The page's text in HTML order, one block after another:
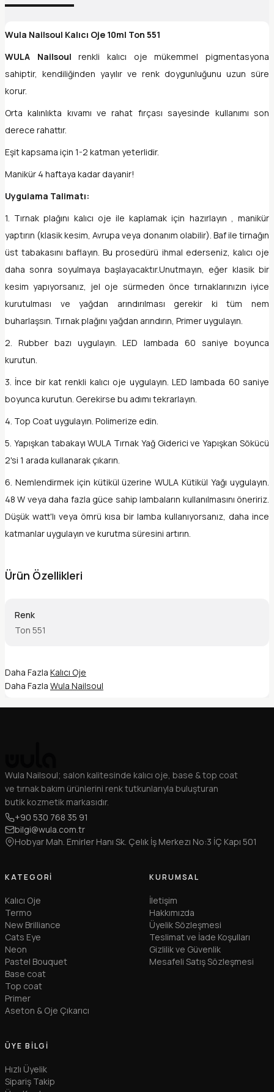
Wula Nailsoul Kalıcı Oje 10ml Ton 551
WULA Nailsoul renkli kalıcı oje mükemmel pigmentasyona
sahiptir, kendiliğinden yayılır ve renk doygunluğunu uzun süre
korur.
Orta kalınlıkta kıvamı ve rahat fırçası sayesinde kullanımı son
derece rahattır.
Eşit kapsama için 1-2 katman yeterlidir.
Manikür 4 haftaya kadar dayanir!
Uygulama Talimatı:
1. Tırnak plağını kalıcı oje ile kaplamak için hazırlayın , manikür
yaptırın (klasik kesim, Avrupa veya donanım olabilir). Baf ile tirnağın
üst tabakasını baflayın. Bu prosedürü ihmal ederseniz, kalıcı oje
daha sonra soyulmaya başlayacaktır.Unutmayın, eğer klasik bir
kesim yapıyorsanız, jel oje sürmeden önce tırnaklarınızın iyice
kurutulması ve yağdan arındırılması gerekir ki tüm nem
buharlaşsın. Tırnak plağını yağdan arındırın, Primer uygulayın.
2. Rubber bazı uygulayın. LED lambada 60 saniye boyunca
kurutun.
3. İnce bir kat renkli kalıcı oje uygulayın. LED lambada 60 saniye
boyunca kurutun. Gerekirse bu adımı tekrarlayın.
4. Top Coat uygulayın. Polimerize edin.
5. Yapışkan tabakayı WULA Tırnak Yağ Giderici ve Yapışkan Sökücü
2'si 1 arada kullanarak çıkarın.
6. Nemlendirmek için kütikül üzerine WULA Kütikül Yağı uygulayın.
48 W veya daha fazla güce sahip lambaların kullanılmasını öneririz.
Düşük watt'lı veya ömrü kısa bir lamba kullanıyorsanız, daha ince
katmanlar uygulayın ve kurutma süresini artırın.
Ürün Özellikleri
Renk
Ton 551
Daha Fazla Kalıcı Oje
Daha Fazla Wula Nailsoul
Wula Nailsoul; salon kalitesinde kalıcı oje, base & top coat
ve tırnak bakım ürünlerini renk tutkunlarıyla buluşturan
butik kozmetik markasıdır.
+90 530 768 35 91
bilgi@wula.com.tr
Hobyar Mah. Emirler Hanı Sk. Çelık İş Merkezı No:3 İÇ Kapı 501
KATEGORI
Kalıcı Oje
Termo
New Brilliance
Cats Eye
Neon
Pastel Bouquet
Base coat
Top coat
Primer
Aseton & Oje Çıkarıcı
KURUMSAL
İletişim
Hakkımızda
Üyelik Sözleşmesi
Teslimat ve İade Koşulları
Gizlilik ve Güvenlik
Mesafeli Satış Sözleşmesi
ÜYE BILGI
Hızlı Üyelik
Sipariş Takip